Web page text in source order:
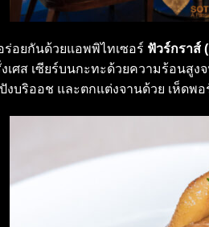
ร่อยกันด้วยแอพพิไทเซอร์ ฟัวร์กราส์
งเศส เซียร์บนกะทะด้วยความร้อน
งบริออช และตกแต่งจานด้วย เห็ดพ